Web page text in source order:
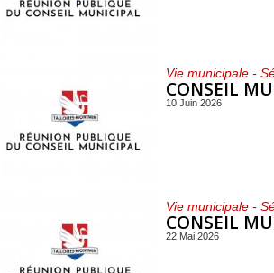
Vie municipale -
CONSEIL
10 Juin 2026
Vie municipale -
CONSEIL
22 Mai 2026